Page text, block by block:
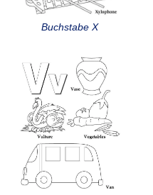
Buchstabe X